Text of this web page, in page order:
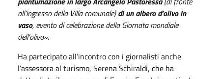
all’ingresso della Villa comunale)di un albero d’olivo in
vaso, evento di celebrazione della Giornata mondiale
dell’olivo».
Ha partecipato all’incontro con i giornalisti anche
l’assessora al turismo, Serena Schiraldi, che ha